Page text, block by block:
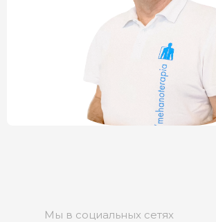
Мы в социальных сетях